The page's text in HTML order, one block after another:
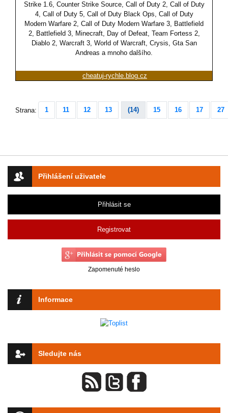
Přihlášení uživatele
Přihlásit se
Registrovat
Zapomenuté heslo
Informace
Sledujte nás
Strike 1.6, Counter Strike Source, Call of Duty 2, Call of Duty
4, Call of Duty 5, Call of Duty Black Ops, Call of Duty
Modern Warfare 2, Call of Duty Modern Warfare 3, Battlefield
2, Battlefield 3, Minecraft, Day of Defeat, Team Fortess 2,
Diablo 2, Warcraft 3, World of Warcraft, Crysis, Gta San
Andreas a mnoho dalšího.
cheatuj-rychle.blog.cz
Strana: 1 11 12 13 (14) 15 16 17 27